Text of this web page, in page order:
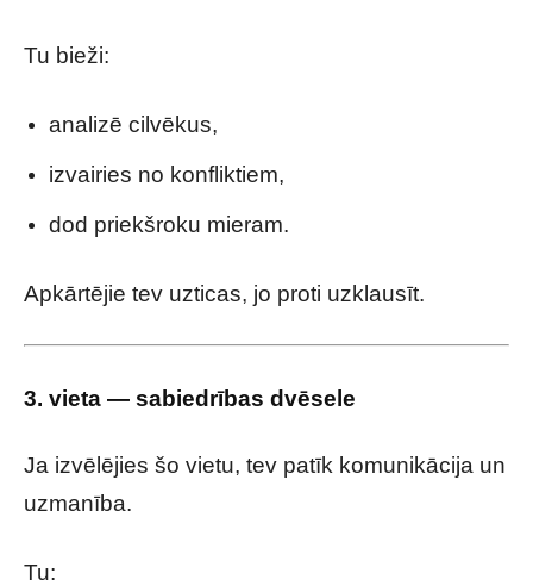
Tu bieži:
analizē cilvēkus,
izvairies no konfliktiem,
dod priekšroku mieram.
Apkārtējie tev uzticas, jo proti uzklausīt.
3. vieta — sabiedrības dvēsele
Ja izvēlējies šo vietu, tev patīk komunikācija un
uzmanība.
Tu: